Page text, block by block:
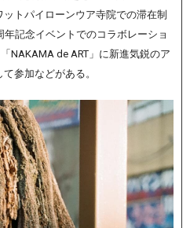
トパイローンウア寺院での滞在制
記念イベントでのコラボレーショ
NAKAMA de ART」に新進気鋭のア
参加などがある。